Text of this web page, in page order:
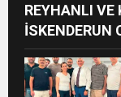
REYHANLI VE
İSKENDERUN
ZİYARET